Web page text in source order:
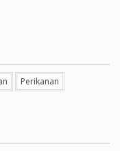
Perikanan